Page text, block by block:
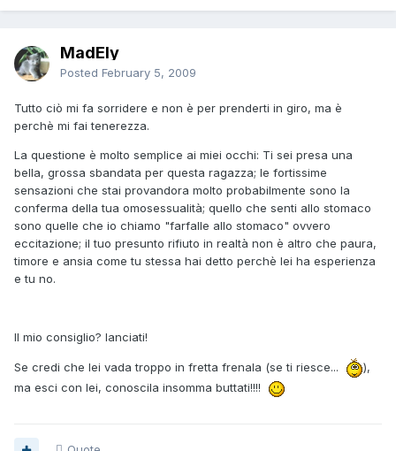
MadEly
Posted February 5, 2009
Tutto ciò mi fa sorridere e non è per prenderti in giro, ma è
perchè mi fai tenerezza.
La questione è molto semplice ai miei occhi: Ti sei presa una
bella, grossa sbandata per questa ragazza; le fortissime
sensazioni che stai provandora molto probabilmente sono la
conferma della tua omosessualità; quello che senti allo stomaco
sono quelle che io chiamo "farfalle allo stomaco" ovvero
eccitazione; il tuo presunto rifiuto in realtà non è altro che paura,
timore e ansia come tu stessa hai detto perchè lei ha esperienza
e tu no.
Il mio consiglio? lanciati!
Se credi che lei vada troppo in fretta frenala (se ti riesce...
),
ma esci con lei, conoscila insomma buttati!!!!